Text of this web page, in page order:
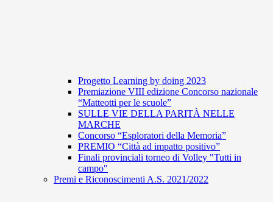
Progetto Learning by doing 2023
Premiazione VIII edizione Concorso nazionale
“Matteotti per le scuole”
SULLE VIE DELLA PARITÀ NELLE
MARCHE
Concorso “Esploratori della Memoria”
PREMIO “Città ad impatto positivo”
Finali provinciali torneo di Volley "Tutti in
campo"
Premi e Riconoscimenti A.S. 2021/2022